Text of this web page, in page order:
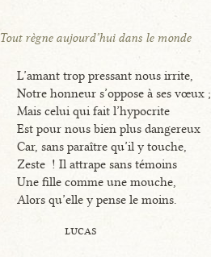
Tout règne aujourd’hui dans le monde
L’amant trop pressant nous irrite,
Notre honneur s’oppose à ses vœux ;
Mais celui qui fait l’hypocrite
Est pour nous bien plus dangereux
Car, sans paraître qu’il y touche,
Zeste ! Il attrape sans témoins
Une fille comme une mouche,
Alors qu’elle y pense le moins.
lucas